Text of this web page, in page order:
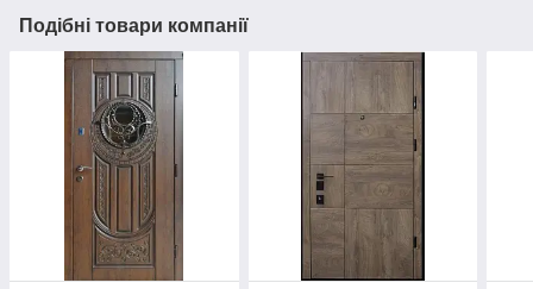
Подібні товари компанії